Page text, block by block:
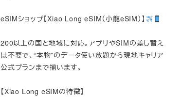
eSIMショップ【Xiao Long eSIM（小龍eSIM）】
200以上の国と地域に対応。アプリやSIMの差し替え
は不要で、“本物”のデータ使い放題から現地キャリア
公式プランまで揃います。
【Xiao Long eSIMの特徴】